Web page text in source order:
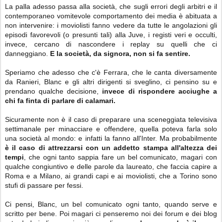
La palla adesso passa alla società, che sugli errori degli arbitri e il
contemporaneo vomitevole comportamento dei media è abituata a
non intervenire: i moviolisti fanno vedere da tutte le angolazioni gli
episodi favorevoli (o presunti tali) alla Juve, i registi veri e occulti,
invece, cercano di nascondere i replay su quelli che ci
danneggiano. E la società, da signora, non si fa sentire.
Speriamo che adesso che c'è Ferrara, che le canta diversamente
da Ranieri, Blanc e gli altri dirigenti si sveglino, ci pensino su e
prendano qualche decisione, invece di rispondere acciughe a
chi fa finta di parlare di calamari.
Sicuramente non è il caso di preparare una sceneggiata televisiva
settimanale per minacciare e offendere, quella poteva farla solo
una società al mondo: e infatti la fanno all'Inter. Ma probabilmente
è il caso di attrezzarsi con un addetto stampa all'altezza dei
tempi , che ogni tanto sappia fare un bel comunicato, magari con
qualche congiuntivo e delle parole da laureato, che faccia capire a
Roma e a Milano, ai grandi capi e ai moviolisti, che a Torino sono
stufi di passare per fessi.
Ci pensi, Blanc, un bel comunicato ogni tanto, quando serve e
scritto per bene. Poi magari ci penseremo noi dei forum e dei blog